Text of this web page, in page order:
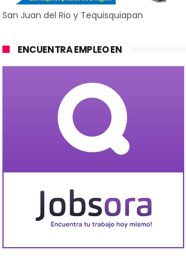
San Juan del Rio y Tequisquiapan
ENCUENTRA EMPLEO EN